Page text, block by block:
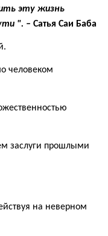
эту жизнь
". – Сатья Саи Баба
человеком
заслуги прошлыми
на неверном